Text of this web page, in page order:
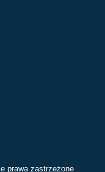
prawa zastrzeżone